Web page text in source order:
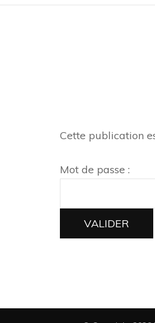
Cette publication
Mot de passe :